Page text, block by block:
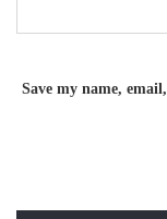
Save my name,